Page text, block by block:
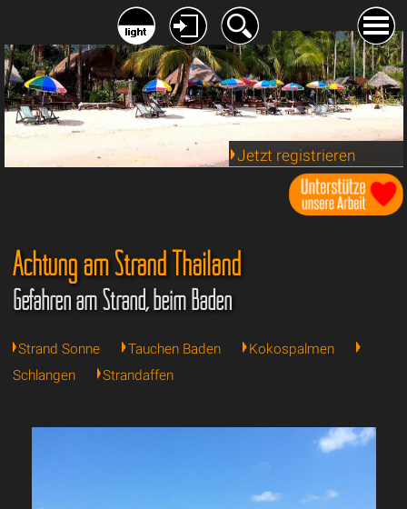
Jetzt registrieren
Achtung am Strand Thailand
Gefahren am Strand, beim Baden
Strand Sonne Tauchen Baden
Kokospalmen
Schlangen
Strandaffen